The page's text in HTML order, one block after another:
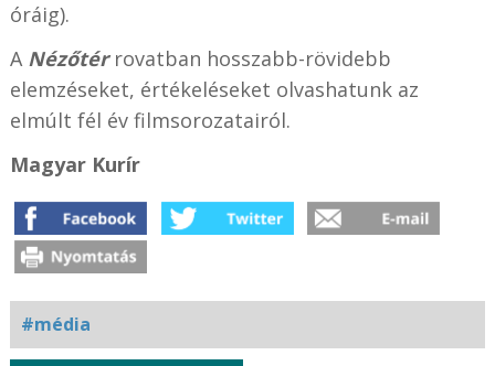
óráig).
A Nézőtérrovatban hosszabb-rövidebb
elemzéseket, értékeléseket olvashatunk az
elmúlt fél év filmsorozatairól.
Magyar Kurír
#média